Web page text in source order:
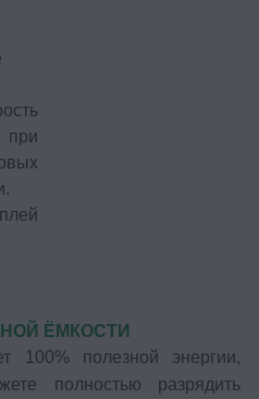
ЁМКОСТИ
100% полезной энергии,
полностью разрядить